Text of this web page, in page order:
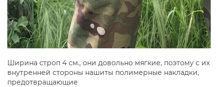
Ширина строп 4 см., они довольно мягкие, поэтому с их
внутренней стороны нашиты полимерные накладки,
предотвращающие